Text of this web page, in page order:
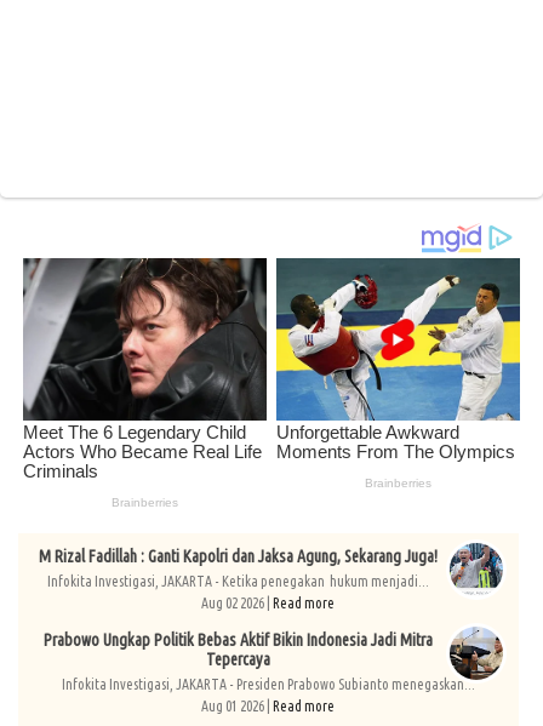
M Rizal Fadillah : Ganti Kapolri dan Jaksa Agung, Sekarang Juga!
Infokita Investigasi, JAKARTA - Ketika penegakan hukum menjadi...
Aug 02 2026 |Read more
Prabowo Ungkap Politik Bebas Aktif Bikin Indonesia Jadi Mitra
Tepercaya
Infokita Investigasi, JAKARTA - Presiden Prabowo Subianto menegaskan...
Aug 01 2026 |Read more